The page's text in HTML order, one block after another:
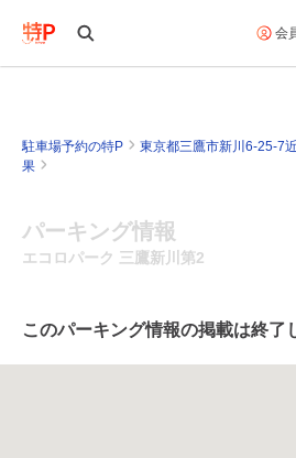
会
駐車場予約の特P 東京都三鷹市新川6-25-7
果
パーキング情報
エコロパーク 三鷹新川第2
このパーキング情報の掲載は終了